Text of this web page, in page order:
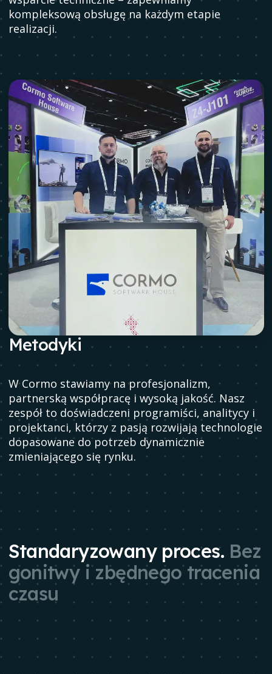
kompleksową obsługę na każdym etapie
realizacji.
Metodyki
W Cormo stawiamy na profesjonalizm,
partnerską współpracę i wysoką jakość. Nasz
zespół to doświadczeni programiści, analitycy i
projektanci, którzy z pasją rozwijają technologie
dopasowane do potrzeb dynamicznie
zmieniającego się rynku.
Standaryzowany proces. Bez
gonitwy i zbędnego tracenia
czasu